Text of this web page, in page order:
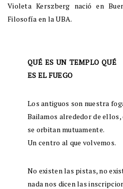
Violeta Kerszberg nació en
Filosofía en la UBA.
QUÉ ES UN TEMPLO QUÉ
ES EL FUEGO
Los antiguos son nuestra
Bailamos alrededor de
se orbitan mutuamente.
Un centro al que volvemos.
No existen las pistas, no
nada nos dicen las